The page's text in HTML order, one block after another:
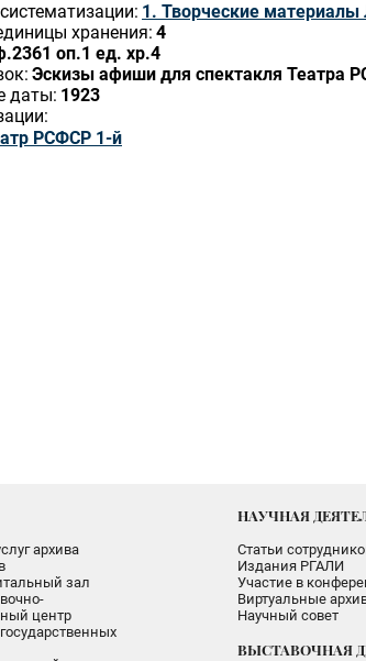
1. Творческие
хранения: 4
оп.1 ед. хр.4
Эскизы афиши для спектакля Театра
даты: 1923
РСФСР 1-й
архива
зал
центр
НАУЧНАЯ
Статьи
Издания РГАЛИ
Участие в
Виртуальные
Научный совет
ВЫСТАВОЧНАЯ